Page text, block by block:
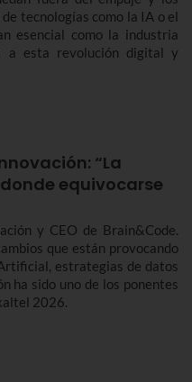
tecnologías como la IA o el
esencial como la industria
a esta revolución digital y
“La
equivocarse
y CEO de Brain&Code.
que están provocando
estrategias de datos
ha sido uno de los ponentes
2026.